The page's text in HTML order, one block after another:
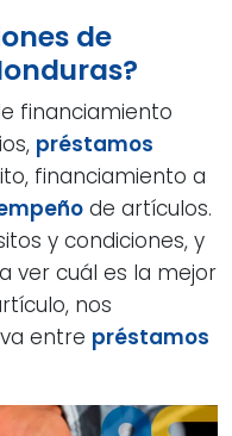
de
financiamiento
préstamos
financiamiento a
de artículos.
y condiciones, y
ver cuál es la mejor
nos
entre préstamos